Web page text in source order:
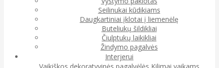
Seilinukai kūdikiams
Daugkartiniai įklotai į liemenėlę
Buteliukų šildikliai
Čiulptukų laikikliai
Žindymo pagalvės
Interjerui
Vaikiškos dekoratyvinės pagalvėlės Kilimai vaikams